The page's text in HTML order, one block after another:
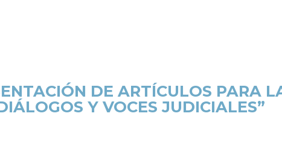
DE ARTÍCULOS PARA
Y VOCES JUDICIALES”